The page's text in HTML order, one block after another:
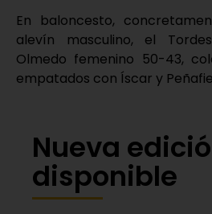
En baloncesto,
alevín masculino, el
Olmedo femenino 50-43,
empatados con Íscar y
Nueva
disponible